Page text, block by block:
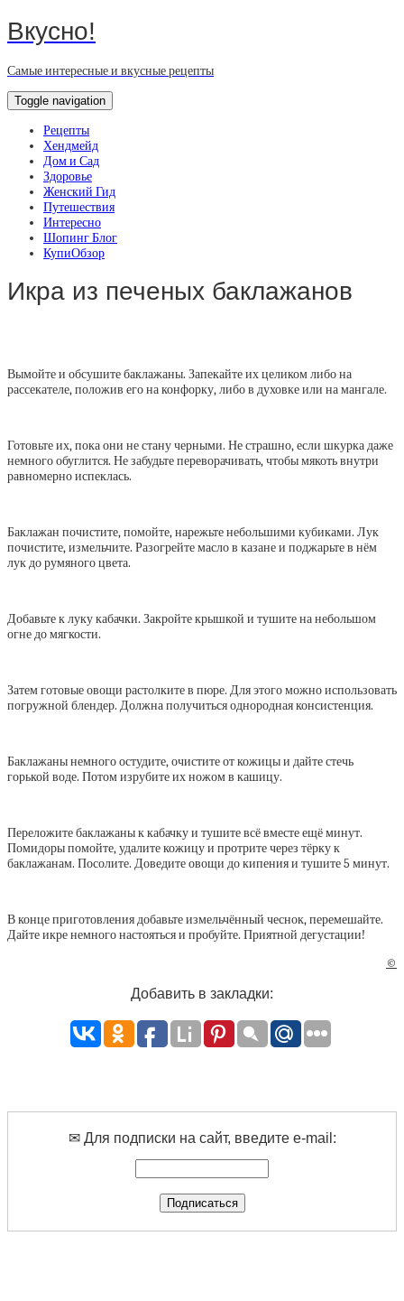
Вкусно!
Самые интересные и вкусные рецепты
Toggle navigation
Рецепты
Хендмейд
Дом и Сад
Здоровье
Женский Гид
Путешествия
Интересно
Шопинг Блог
КупиОбзор
Икра из печеных баклажанов
Вымойте и обсушите баклажаны. Запекайте их целиком либо на
рассекателе, положив его на конфорку, либо в духовке или на мангале.
Готовьте их, пока они не стану черными. Не страшно, если шкурка даже
немного обуглится. Не забудьте переворачивать, чтобы мякоть внутри
равномерно испеклась.
Баклажан почистите, помойте, нарежьте небольшими кубиками. Лук
почистите, измельчите. Разогрейте масло в казане и поджарьте в нём
лук до румяного цвета.
Добавьте к луку кабачки. Закройте крышкой и тушите на небольшом
огне до мягкости.
Затем готовые овощи растолките в пюре. Для этого можно использовать
погружной блендер. Должна получиться однородная консистенция.
Баклажаны немного остудите, очистите от кожицы и дайте стечь
горькой воде. Потом изрубите их ножом в кашицу.
Переложите баклажаны к кабачку и тушите всё вместе ещё минут.
Помидоры помойте, удалите кожицу и протрите через тёрку к
баклажанам. Посолите. Доведите овощи до кипения и тушите 5 минут.
В конце приготовления добавьте измельчённый чеснок, перемешайте.
Дайте икре немного настояться и пробуйте. Приятной дегустации!
©
Добавить в закладки:
✉ Для подписки на сайт, введите e-mail: